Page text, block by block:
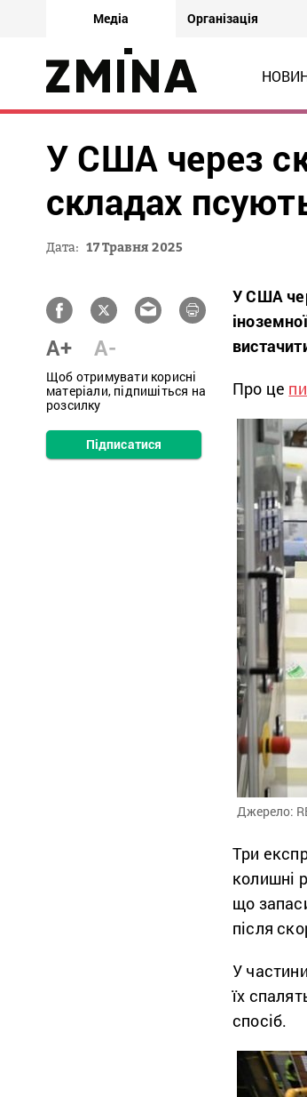
Медіа Організація
У США через
складах
Дата: 17 Травня 2025
A+ A-
Щоб отримувати корисні
матеріали, підпишіться на
розсилку
Підписатися
У США
Про це
Джерело:
Три
колишні
що
після
У
їх
спосіб.